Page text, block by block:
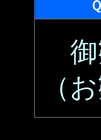
（